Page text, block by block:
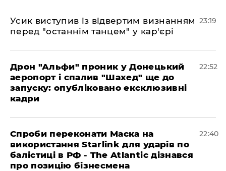
​Усик виступив із відвертим визнанням
перед "останнім танцем" у кар'єрі
23:19
​Дрон "Альфи" проник у Донецький
аеропорт і спалив "Шахед" ще до
запуску: опубліковано ексклюзивні
кадри
22:52
​Спроби переконати Маска на
використання Starlink для ударів по
балістиці в РФ - The Atlantic дізнався
про позицію бізнесмена
22:40